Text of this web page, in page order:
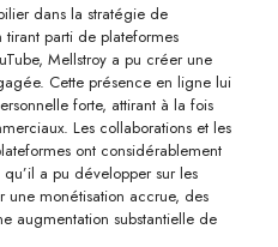
dans la stratégie de
parti de plateformes
Mellstroy a pu créer une
Cette présence en ligne lui
forte, attirant à la fois
Les collaborations et les
ont considérablement
a pu développer sur les
une monétisation accrue, des
augmentation substantielle de